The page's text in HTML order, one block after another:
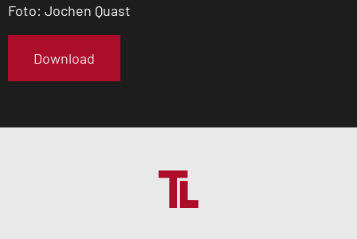
Foto: Jochen Quast
Download